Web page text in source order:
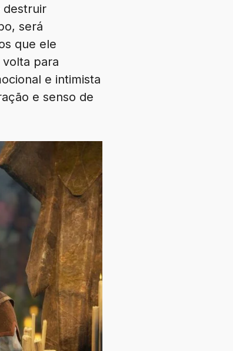
destruir
será
que ele
para
e intimista
e senso de